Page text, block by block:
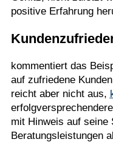
positive Erfahrung
kommentiert das
auf zufriedene
reicht aber nicht aus,
mit Hinweis auf seine
Beratungsleistungen